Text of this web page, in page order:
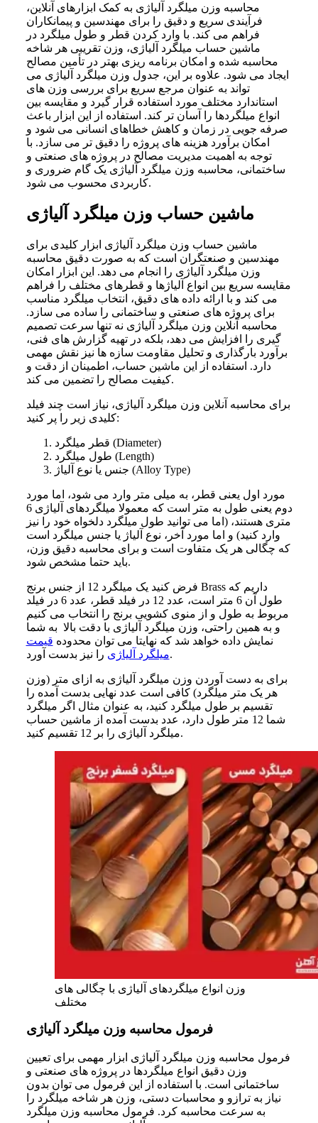
محاسبه وزن میلگرد آلیاژی به کمک ابزارهای آنلاین،
فرآیندی سریع و دقیق را برای مهندسین و پیمانکاران
فراهم می‌ کند. با وارد کردن قطر و طول میلگرد در
ماشین حساب میلگرد آلیاژی، وزن تقریبی هر شاخه
محاسبه شده و امکان برنامه‌ ریزی بهتر در تأمین مصالح
ایجاد می‌ شود. علاوه بر این، جدول وزن میلگرد آلیاژی می
تواند به عنوان مرجع سریع برای بررسی وزن‌ های
استاندارد مختلف مورد استفاده قرار گیرد و مقایسه بین
انواع میلگردها را آسان‌ تر کند. استفاده از این ابزار باعث
صرفه‌ جویی در زمان و کاهش خطاهای انسانی می‌ شود و
امکان برآورد هزینه‌ های پروژه را دقیق‌ تر می‌ سازد. با
توجه به اهمیت مدیریت مصالح در پروژه‌ های صنعتی و
ساختمانی، محاسبه وزن میلگرد آلیاژی یک گام ضروری و
کاربردی محسوب می‌ شود.
ماشین حساب وزن میلگرد آلیاژی
ماشین حساب وزن میلگرد آلیاژی ابزار کلیدی برای
مهندسین و صنعتگران است که به صورت دقیق محاسبه
وزن میلگرد آلیاژی را انجام می‌ دهد. این ابزار امکان
مقایسه سریع بین انواع آلیاژها و قطرهای مختلف را فراهم
می‌ کند و با ارائه داده‌ های دقیق، انتخاب میلگرد مناسب
برای پروژه‌ های صنعتی و ساختمانی را ساده می‌ سازد.
محاسبه آنلاین وزن میلگرد آلیاژی نه تنها سرعت تصمیم‌
گیری را افزایش می‌ دهد، بلکه در تهیه گزارش‌ های فنی،
برآورد بارگذاری و تحلیل مقاومت سازه‌ ها نیز نقش مهمی
دارد. استفاده از این ماشین حساب، اطمینان از دقت و
کیفیت مصالح را تضمین می‌ کند.
برای محاسبه آنلاین وزن میلگرد آلیاژی، نیاز است چند فیلد
کلیدی زیر را پر کنید:
قطر میلگرد (Diameter)
طول میلگرد (Length)
جنس یا نوع آلیاژ (Alloy Type)
مورد اول یعنی قطر، به میلی متر وارد می شود، اما مورد
دوم یعنی طول به متر است که معمولا میلگردهای آلیاژی 6
متری هستند، (اما می توانید طول میلگرد دلخواه خود را نیز
وارد کنید) و اما مورد آخر، نوع آلیاژ یا جنس میلگرد است
که چگالی هر یک متفاوت است و برای محاسبه دقیق وزن،
باید حتما مشخص شود.
فرض کنید یک میلگرد 12 از جنس برنج Brass داریم که
طول آن 6 متر است، عدد 12 در فیلد قطر، عدد 6 در فیلد
مربوط به طول و از منوی کشویی برنج را انتخاب می کنیم
و به همین راحتی، وزن میلگرد آلیاژی با دقت بالا به شما
نمایش داده خواهد شد که نهایتا می توان محدوده قیمت
میلگرد آلیاژیرا نیز بدست آورد.
برای به دست آوردن وزن میلگرد آلیاژی به ازای متر (وزن
هر یک متر میلگرد) کافی است عدد نهایی بدست آمده را
تقسیم بر طول میلگرد کنید، به عنوان مثال اگر میلگرد
شما 12 متر طول دارد، عدد بدست آمده از ماشین حساب
میلگرد آلیاژی را بر 12 تقسیم کنید.
وزن انواع میلگردهای آلیاژی با چگالی های
مختلف
فرمول محاسبه وزن میلگرد آلیاژی
فرمول محاسبه وزن میلگرد آلیاژی ابزار مهمی برای تعیین
وزن دقیق انواع میلگردها در پروژه‌ های صنعتی و
ساختمانی است. با استفاده از این فرمول می‌ توان بدون
نیاز به ترازو و محاسبات دستی، وزن هر شاخه میلگرد را
به سرعت محاسبه کرد. فرمول محاسبه وزن میلگرد